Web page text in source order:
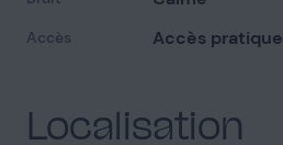
Accès Accès pratique
Localisation